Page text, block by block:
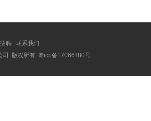
聘
联系我们
司 版权所有 粤icp备17066380号